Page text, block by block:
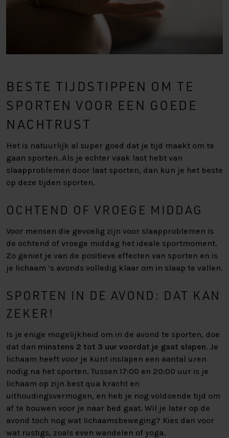
BESTE TIJDSTIPPEN OM TE
SPORTEN VOOR EEN GOEDE
NACHTRUST
Het is natuurlijk al super goed dat je tijd maakt om te
gaan sporten. Als je echter vaak last hebt van
slaapproblemen door laat sporten, dan kun je het beste
op deze tijden sporten.
OCHTEND OF VROEGE MIDDAG
Voor mensen die gevoelig zijn voor slaapproblemen is
de ochtend of vroege middag het ideale sportmoment.
Zo geniet je van de positieve effecten van sporten en is
je lichaam ’s avonds volledig klaar om in slaap te vallen.
SPORTEN IN DE AVOND: DAT KAN
ZEKER!
Is je enige mogelijkheid om in de avond te sporten, doe
dat dan minstens 2 tot 3 uur voordat je gaat slapen. Je
lichaam heeft voor je kunt inslapen een aantal uren
nodig na het sporten. Tussen 17:00 en 20:00 uur is je
lichaam op zijn best qua kracht en
uithoudingsvermogen, en heb je nog voldoende tijd om
af te bouwen voor je naar bed gaat. Wil je later op de
avond toch nog wat lichaamsbeweging? Kies dan voor
wat rustigs, zoals even wandelen of yoga.